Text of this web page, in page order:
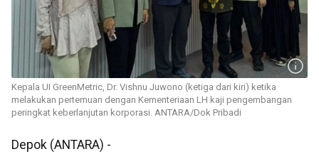
Kepala UI GreenMetric, Dr. Vishnu Juwono (ketiga dari kiri) ketika
melakukan pertemuan dengan Kementeriaan LH kaji pengembangan
peringkat keberlanjutan korporasi. ANTARA/Dok Pribadi
Depok (ANTARA) -